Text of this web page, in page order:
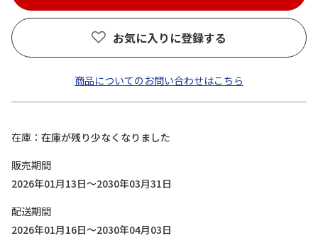
お気に入りに登録する
商品についてのお問い合わせはこちら
在庫
在庫が残り少なくなりました
販売期間
2026年01月13日～2030年03月31日
配送期間
2026年01月16日～2030年04月03日